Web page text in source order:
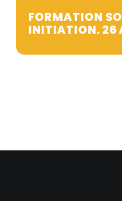
FORMATION
INITIATION. 26